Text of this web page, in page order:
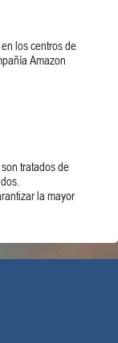
los centros de
Amazon
tratados de
la mayor